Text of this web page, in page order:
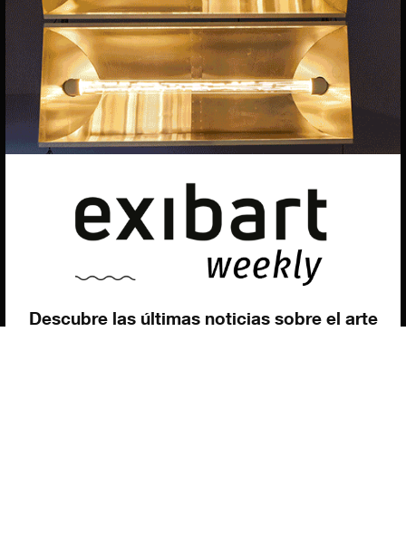
Descubre las últimas noticias sobre el arte
EXIBART SPAIN, S.L.U.
AVINGUDA ROMA, 12
08015 BARCELONA
CIF: B06956841
Contacto
©exibart 2026 - web design and
Utilizamos cookies para ofrecerte la mejor experiencia en
nuestra web.
Puedes aprender más sobre qué cookies utilizamos o